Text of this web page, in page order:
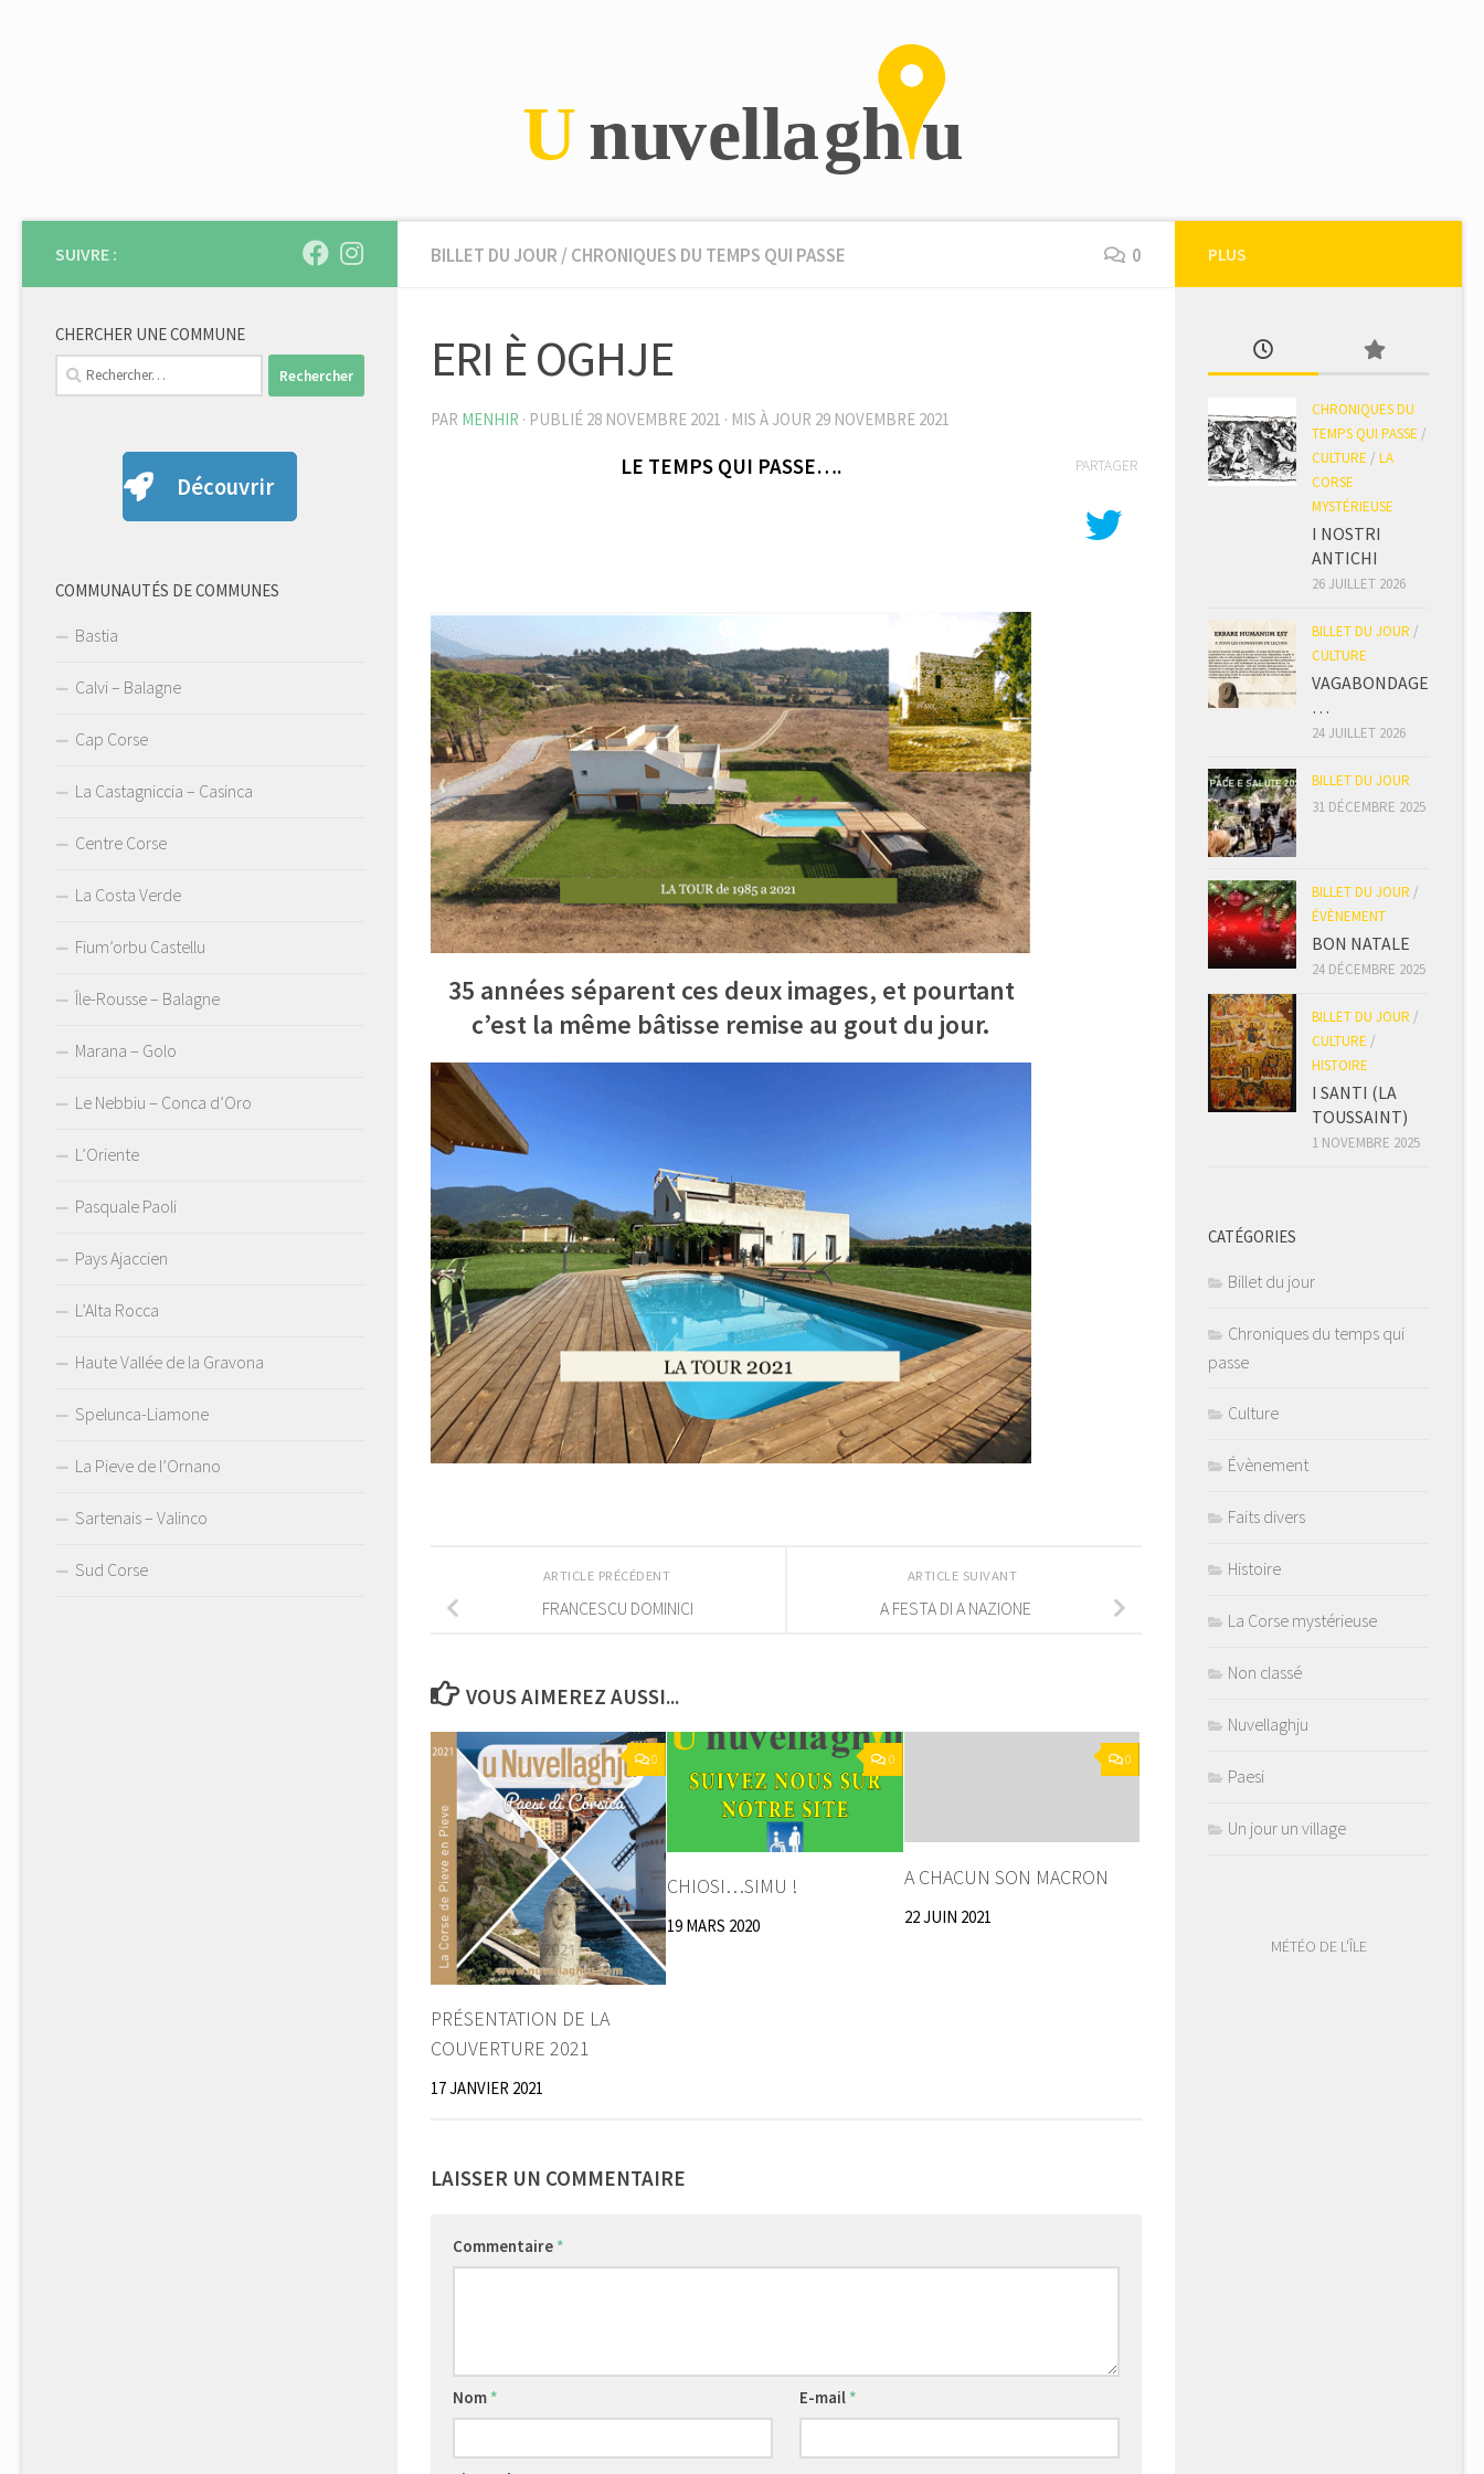
BILLET DU JOUR /CHRONIQUES DU TEMPS QUI PASSE 0
ERI È OGHJE
PAR MENHIR · PUBLIÉ 28 NOVEMBRE 2021 · MIS À JOUR 29 NOVEMBRE 2021
LE TEMPS QUI PASSE….
35 années séparent ces deux images, et pourtant
c’est la même bâtisse remise au gout du jour.
PARTAGER
ARTICLE SUIVANT
A FESTA DI A NAZIONE
ARTICLE PRÉCÉDENT
FRANCESCU DOMINICI
VOUS AIMEREZ AUSSI...
0
PRÉSENTATION DE LA
COUVERTURE 2021
17 JANVIER 2021
0
CHIOSI…SIMU !
19 MARS 2020
0
A CHACUN SON MACRON
22 JUIN 2021
LAISSER UN COMMENTAIRE
Commentaire *
Nom * E-mail *
SUIVRE :
CHERCHER UNE COMMUNE
Rechercher :
Découvrir
COMMUNAUTÉS DE COMMUNES
Bastia
Calvi – Balagne
Cap Corse
La Castagniccia – Casinca
Centre Corse
La Costa Verde
Fium’orbu Castellu
Île-Rousse – Balagne
Marana – Golo
Le Nebbiu – Conca d’Oro
L’Oriente
Pasquale Paoli
Pays Ajaccien
L’Alta Rocca
Haute Vallée de la Gravona
Spelunca-Liamone
La Pieve de l’Ornano
Sartenais – Valinco
Sud Corse
PLUS
CHRONIQUES DU
TEMPS QUI PASSE /
CULTURE / LA
CORSE
MYSTÉRIEUSE
I NOSTRI
ANTICHI
26 JUILLET 2026
BILLET DU JOUR /
CULTURE
VAGABONDAGE
…
24 JUILLET 2026
BILLET DU JOUR
31 DÉCEMBRE 2025
BILLET DU JOUR /
ÉVÈNEMENT
BON NATALE
24 DÉCEMBRE 2025
BILLET DU JOUR /
CULTURE /
HISTOIRE
I SANTI (LA
TOUSSAINT)
1 NOVEMBRE 2025
CATÉGORIES
Billet du jour
Chroniques du temps qui
passe
Culture
Évènement
Faits divers
Histoire
La Corse mystérieuse
Non classé
Nuvellaghju
Paesi
Un jour un village
MÉTÉO DE L'ÎLE